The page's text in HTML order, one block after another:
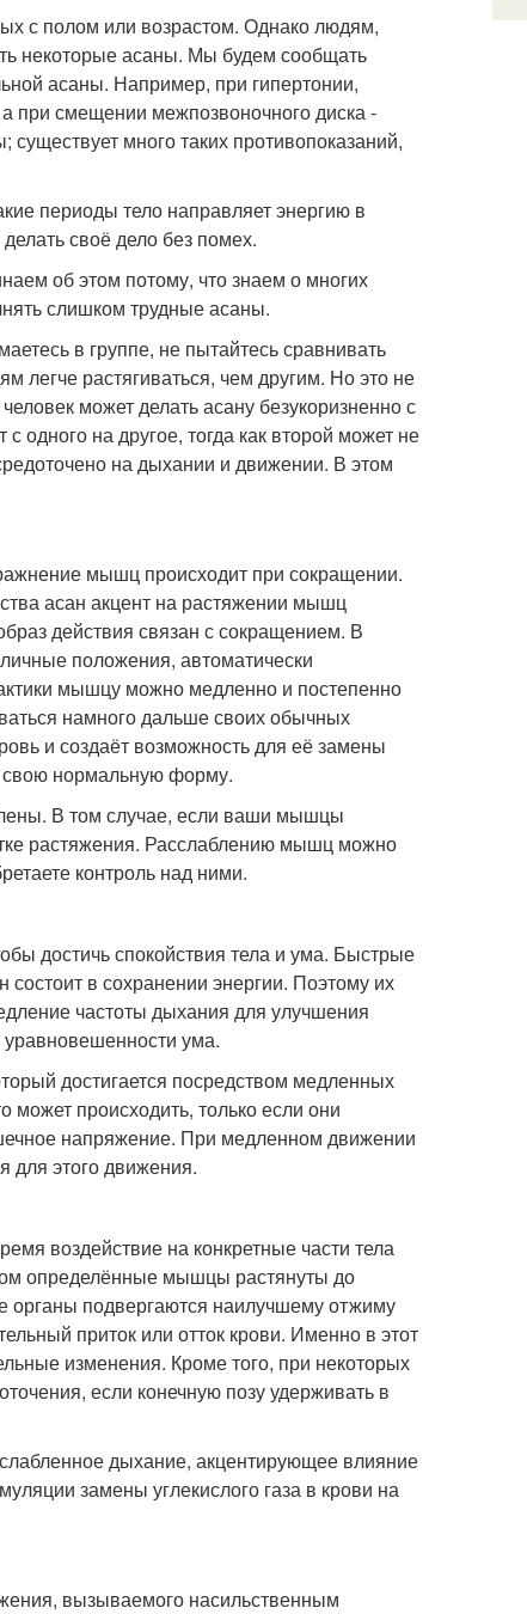
с полом или возрастом. Однако людям,
некоторые асаны. Мы будем сообщать
асаны. Например, при гипертонии,
при смещении межпозвоночного диска -
много таких противопоказаний,
периоды тело направляет энергию в
своё дело без помех.
об этом потому, что знаем о многих
слишком трудные асаны.
в группе, не пытайтесь сравнивать
легче растягиваться, чем другим. Но это не
может делать асану безукоризненно с
одного на другое, тогда как второй может не
на дыхании и движении. В этом
мышц происходит при сокращении.
асан акцент на растяжении мышц
действия связан с сокращением. В
положения, автоматически
мышцу можно медленно и постепенно
намного дальше своих обычных
и создаёт возможность для её замены
нормальную форму.
В том случае, если ваши мышцы
растяжения. Расслаблению мышц можно
контроль над ними.
достичь спокойствия тела и ума. Быстрые
в сохранении энергии. Поэтому их
частоты дыхания для улучшения
уравновешенности ума.
достигается посредством медленных
происходить, только если они
напряжение. При медленном движении
для этого движения.
воздействие на конкретные части тела
определённые мышцы растянуты до
органы подвергаются наилучшему отжиму
приток или отток крови. Именно в этот
изменения. Кроме того, при некоторых
если конечную позу удерживать в
дыхание, акцентирующее влияние
замены углекислого газа в крови на
вызываемого насильственным